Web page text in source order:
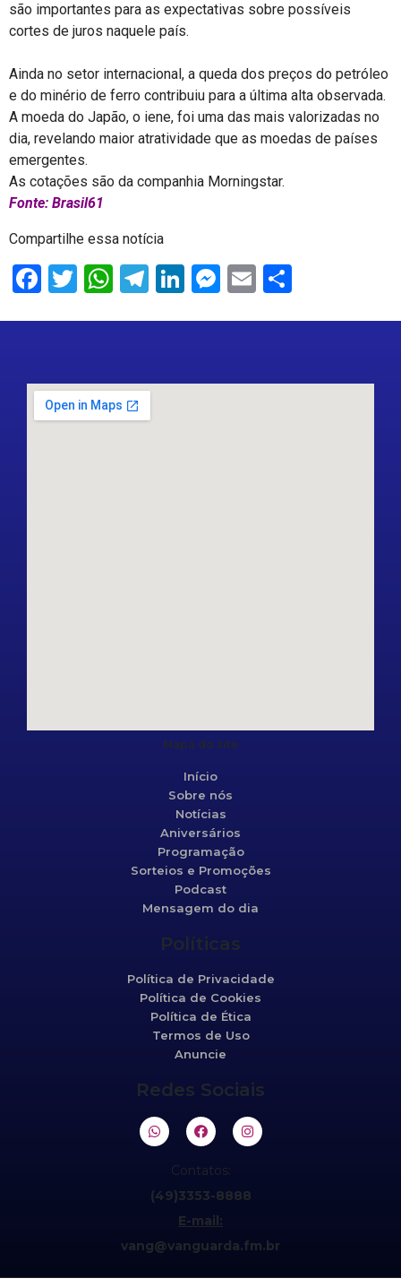
são importantes para as expectativas sobre possíveis
cortes de juros naquele país.
Ainda no setor internacional, a queda dos preços do petróleo
e do minério de ferro contribuiu para a última alta observada.
A moeda do Japão, o iene, foi uma das mais valorizadas no
dia, revelando maior atratividade que as moedas de países
emergentes.
As cotações são da companhia Morningstar.
Fonte: Brasil61
Compartilhe essa notícia
Facebook
Twitter
WhatsApp
Telegram
LinkedIn
Messenger
Email
Mapa do site
Início
Sobre nós
Notícias
Aniversários
Programação
Sorteios e Promoções
Podcast
Mensagem do dia
Políticas
Política de Privacidade
Política de Cookies
Política de Ética
Termos de Uso
Anuncie
Redes Sociais
Contatos:
(49)3353-8888
E-mail:
vang@vanguarda.fm.br